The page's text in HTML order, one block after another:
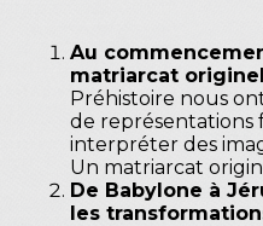
Au
matriarcat
Préhistoire nous
de représentations
interpréter des
Un matriarcat
De Babylone à
les